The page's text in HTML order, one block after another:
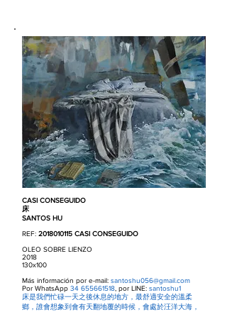
CASI CONSEGUIDO
床
SANTOS HU
REF: 2018010115 CASI CONSEGUIDO
OLEO SOBRE LIENZO
2018
130x100
Más información por e-mail: santoshu056@gmail.com
Por WhatsApp 34 655661518 , por LINE: santoshu1
床是我們忙碌一天之後休息的地方，最舒適安全的溫柔
鄉，誰會想象到會有天翻地覆的時候，會處於汪洋大海，